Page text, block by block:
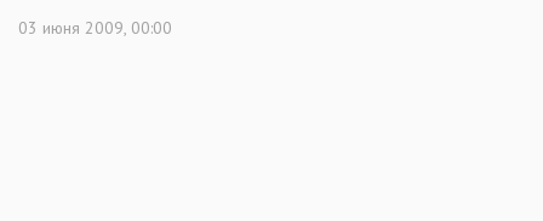
03 июня 2009, 00:00